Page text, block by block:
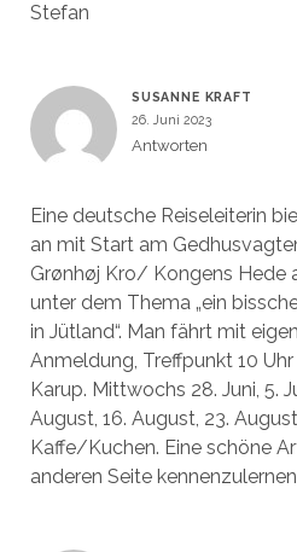
Stefan
SUSANNE KRAFT
26. Juni 2023
Antworten
Eine deutsche Reiseleiterin
an mit Start am
Grønhøj Kro/ Kongens Hede
unter dem Thema „ein
in Jütland“. Man fährt mit
Anmeldung, Treffpunkt 10
Karup. Mittwochs 28. Juni, 5.
August, 16. August, 23.
Kaffe/Kuchen. Eine schöne
anderen Seite